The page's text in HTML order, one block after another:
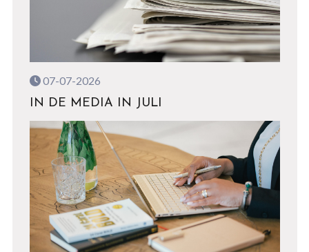
07-07-2026
IN DE MEDIA IN JULI